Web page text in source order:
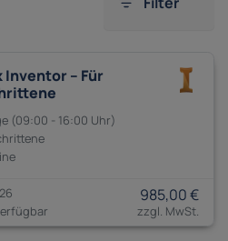
– Für
09:00 - 16:00
985,00 €